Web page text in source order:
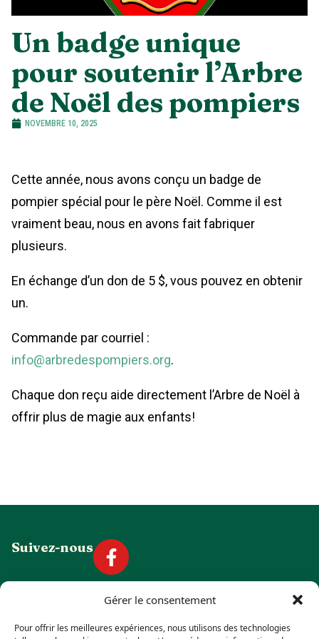
Gérer le consentement
Pour offrir les meilleures expériences, nous utilisons des technologies
Un badge unique
pour soutenir l’Arbre
de Noël des pompiers
NOVEMBRE 10, 2025
Cette année, nous avons conçu un badge de
pompier spécial pour le père Noël. Comme il est
vraiment beau, nous en avons fait fabriquer
plusieurs.
En échange d’un don de 5 $, vous pouvez en obtenir
un.
Commande par courriel :
info@arbredespompiers.org.
Chaque don reçu aide directement l’Arbre de Noël à
offrir plus de magie aux enfants!
Suivez-nous